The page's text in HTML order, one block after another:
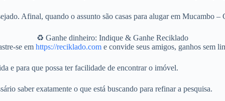
Afinal, quando o assunto são casas para alugar em Mucambo –
♻️ Ganhe dinheiro: Indique & Ganhe Reciklado
se em https://reciklado.come convide seus amigos, ganhos sem
e para que possa ter facilidade de encontrar o imóvel.
saber exatamente o que está buscando para refinar a pesquisa.